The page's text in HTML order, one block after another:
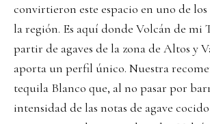
convirtieron este espacio en uno de
la región. Es aquí donde Volcán de mi
partir de agaves de la zona de Altos y
aporta un perfil único. Nuestra
tequila Blanco que, al no pasar por
intensidad de las notas de agave